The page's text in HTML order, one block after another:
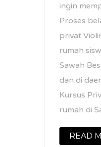
ingin
Proses
privat
rumah
Sawah
dan di
Kursus
rumah di
READ